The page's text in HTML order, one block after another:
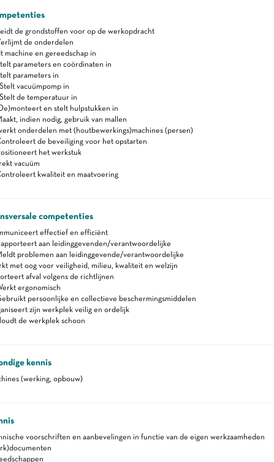
de grondstoffen voor op de werkopdracht
de onderdelen
machine en gereedschap in
parameters en coördinaten in
parameters in
vacuümpomp in
de temperatuur in
en stelt hulpstukken in
indien nodig, gebruik van mallen
onderdelen met (houtbewerkings)machines (persen)
de beveiliging voor het opstarten
het werkstuk
vacuüm
kwaliteit en maatvoering
competenties
effectief en efficiënt
aan leidinggevenden/verantwoordelijke
problemen aan leidinggevende/verantwoordelijke
met oog voor veiligheid, milieu, kwaliteit en welzijn
afval volgens de richtlijnen
ergonomisch
persoonlijke en collectieve beschermingsmiddelen
zijn werkplek veilig en ordelijk
de werkplek schoon
kennis
(werking, opbouw)
voorschriften en aanbevelingen in functie van de eigen werkzaamheden